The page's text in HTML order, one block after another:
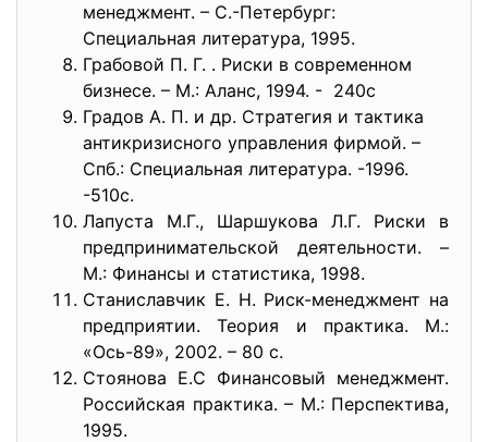
менеджмент. – С.-Петербург:
Специальная литература, 1995.
Грабовой П. Г. . Риски в современном
бизнесе. – М.: Аланс, 1994. - 240c
Градов А. П. и др. Стратегия и тактика
антикризисного управления фирмой. –
Спб.: Специальная литература. -1996.
-510с.
Лапуста М.Г., Шаршукова Л.Г. Риски в
предпринимательской деятельности. –
М.: Финансы и статистика, 1998.
Станиславчик Е. Н. Риск-менеджмент на
предприятии. Теория и практика. М.:
«Ось-89», 2002. – 80 с.
Стоянова Е.С Финансовый менеджмент.
Российская практика. – М.: Перспектива,
1995.